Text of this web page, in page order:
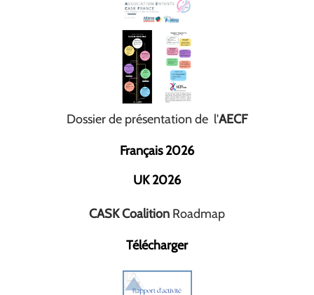
Dossier de présentation de l'AECF
Français 2026
UK 2026
CASK Coalition Roadmap
Télécharger